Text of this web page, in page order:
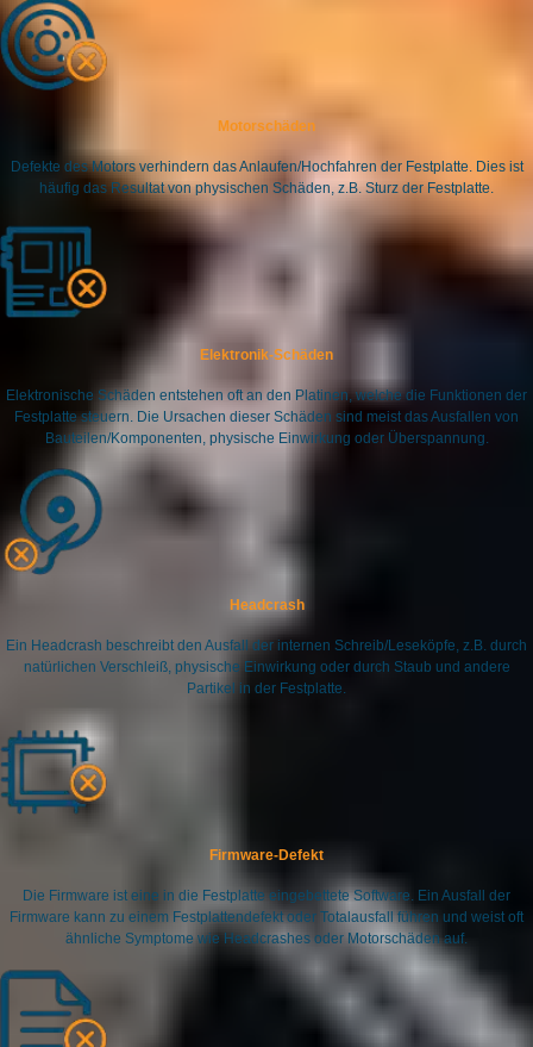
Motorschäden
Defekte des Motors verhindern das Anlaufen/Hochfahren der Festplatte. Dies ist
häufig das Resultat von physischen Schäden, z.B. Sturz der Festplatte.
Elektronik-Schäden
Elektronische Schäden entstehen oft an den Platinen, welche die Funktionen der
Festplatte steuern. Die Ursachen dieser Schäden sind meist das Ausfallen von
Bauteilen/Komponenten, physische Einwirkung oder Überspannung.
Headcrash
Ein Headcrash beschreibt den Ausfall der internen Schreib/Leseköpfe, z.B. durch
natürlichen Verschleiß, physische Einwirkung oder durch Staub und andere
Partikel in der Festplatte.
Firmware-Defekt
Die Firmware ist eine in die Festplatte eingebettete Software. Ein Ausfall der
Firmware kann zu einem Festplattendefekt oder Totalausfall führen und weist oft
ähnliche Symptome wie Headcrashes oder Motorschäden auf.